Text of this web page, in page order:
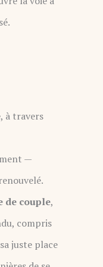
à travers
—
de couple,
compris
juste place